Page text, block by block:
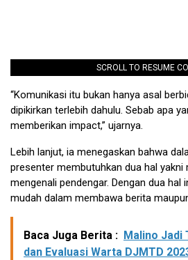
SCROLL TO RESUME
“Komunikasi itu bukan hanya asal
dipikirkan terlebih dahulu. Sebab apa
memberikan impact,” ujarnya.
Lebih lanjut, ia menegaskan bahwa
presenter membutuhkan dua hal yakni
mengenali pendengar. Dengan dua hal
mudah dalam membawa berita
Baca Juga Berita : Malino Jadi
dan Evaluasi Warta DJMTD